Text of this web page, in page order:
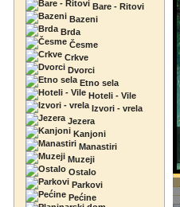
Bare - Ritovi
Bazeni
Brda
Česme
Crkve
Dvorci
Etno sela
Hoteli - Vile
Izvori - vrela
Jezera
Kanjoni
Manastiri
Muzeji
Ostalo
Parkovi
Pećine